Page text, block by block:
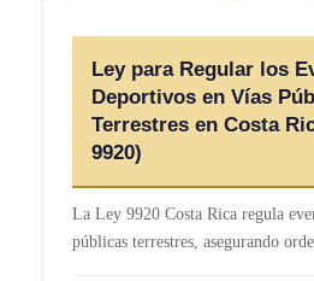
Ley para Regular los
Deportivos en Vías
Terrestres en Costa
9920)
La Ley 9920 Costa Rica regula
públicas terrestres, asegurando